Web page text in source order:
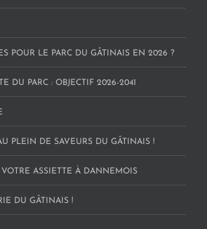
POUR LE PARC DU GÂTINAIS EN 2026 ?
DU PARC : OBJECTIF 2026-2041
PLEIN DE SAVEURS DU GÂTINAIS !
ASSIETTE À DANNEMOIS
DU GÂTINAIS !